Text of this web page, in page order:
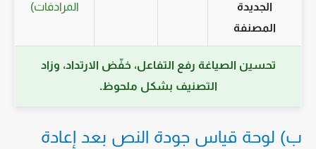
الجديدة
المصنفة
المرادفات)
تحسين الصياغة رفع التفاعل، خفّض الارتداد، وزاد
التصنيف بشكل ملحوظ.
ب) لوحة قياس جودة النص بعد إعادة